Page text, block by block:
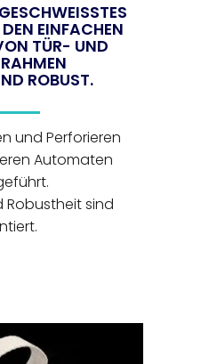
G
EINFACHEN T
TÜR- UND F
ROBUST.
und Perforieren
Automaten
Robustheit sind